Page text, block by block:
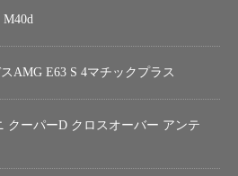
AMG E63 S 4マチックプラス
ーパーD クロスオーバー アンテ